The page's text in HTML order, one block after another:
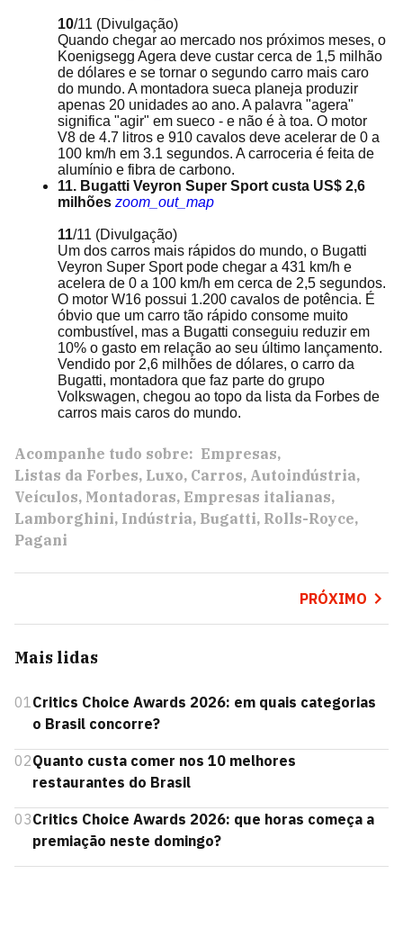
10/11 (Divulgação)
Quando chegar ao mercado nos próximos meses, o
Koenigsegg Agera deve custar cerca de 1,5 milhão
de dólares e se tornar o segundo carro mais caro
do mundo. A montadora sueca planeja produzir
apenas 20 unidades ao ano. A palavra "agera"
significa "agir" em sueco - e não é à toa. O motor
V8 de 4.7 litros e 910 cavalos deve acelerar de 0 a
100 km/h em 3.1 segundos. A carroceria é feita de
alumínio e fibra de carbono.
11. Bugatti Veyron Super Sport custa US$ 2,6
milhões zoom_out_map
11/11 (Divulgação)
Um dos carros mais rápidos do mundo, o Bugatti
Veyron Super Sport pode chegar a 431 km/h e
acelera de 0 a 100 km/h em cerca de 2,5 segundos.
O motor W16 possui 1.200 cavalos de potência. É
óbvio que um carro tão rápido consome muito
combustível, mas a Bugatti conseguiu reduzir em
10% o gasto em relação ao seu último lançamento.
Vendido por 2,6 milhões de dólares, o carro da
Bugatti, montadora que faz parte do grupo
Volkswagen, chegou ao topo da lista da Forbes de
carros mais caros do mundo.
Acompanhe tudo sobre: Empresas
Listas da Forbes Luxo Carros Autoindústria
Veículos Montadoras Empresas italianas
Lamborghini Indústria Bugatti Rolls-Royce
Pagani
PRÓXIMO
Mais lidas
01Critics Choice Awards 2026: em quais categorias
o Brasil concorre?
02Quanto custa comer nos 10 melhores
restaurantes do Brasil
03Critics Choice Awards 2026: que horas começa a
premiação neste domingo?